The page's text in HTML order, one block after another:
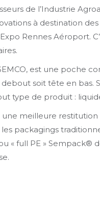
de l’Industrie
à destination
Rennes Aéroport.
est une poche
soit tête en bas.
type de produit :
meilleure
packagings
« full PE »